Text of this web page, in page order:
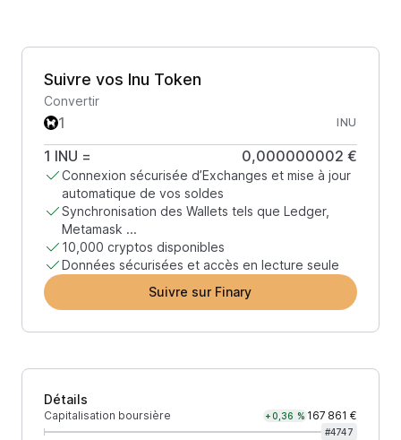
Suivre vos Inu Token
Convertir
INU
1 INU = 0,000000002 €
Connexion sécurisée d’Exchanges et mise à jour
automatique de vos soldes
Synchronisation des Wallets tels que Ledger,
Metamask ...
10,000 cryptos disponibles
Données sécurisées et accès en lecture seule
Suivre sur Finary
Détails
Capitalisation boursière +0,36 % 167 861 €
#4747